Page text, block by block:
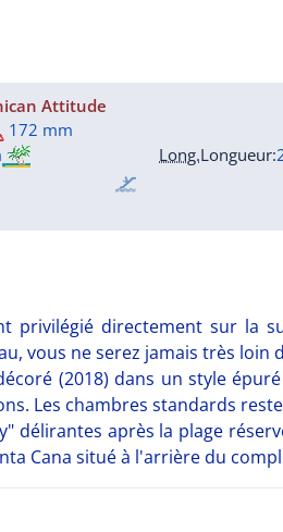
Attitude
172 mm
Long.Longueur:
privilégié directement sur la
vous ne serez jamais très
(2018) dans un style
Les chambres standards
délirantes après la plage
Cana situé à l'arrière du